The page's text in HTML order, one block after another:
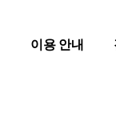
이용 안내